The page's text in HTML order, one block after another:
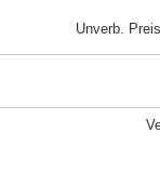
Unverb.